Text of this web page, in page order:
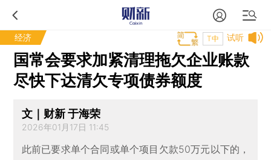
经济 试听
T中
国常会要求加紧清理拖欠企业账款
尽快下达清欠专项债券额度
文｜财新 于海荣
2026年01月17日 11:45
此前已要求单个合同或单个项目欠款50万元以下的，